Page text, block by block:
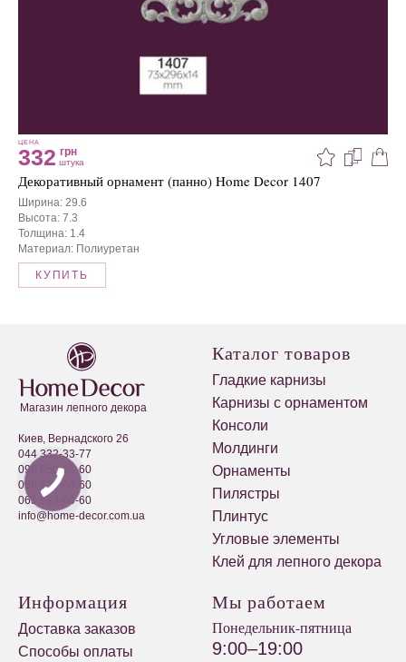
ЦЕНА
332 грн
штука
Декоративный орнамент (панно) Home Decor 1407
Ширина: 29.6
Высота: 7.3
Толщина: 1.4
Материал: Полиуретан
КУПИТЬ
Магазин лепного декора
Киев, Вернадского 26
044 332-33-77
096 050-60-60
066 623-60-60
063 523-60-60
info@home-decor.com.ua
Каталог товаров
Гладкие карнизы
Карнизы с орнаментом
Консоли
Молдинги
Орнаменты
Пилястры
Плинтус
Угловые элементы
Клей для лепного декора
Информация
Доставка заказов
Способы оплаты
Мы работаем
Понедельник-пятница
9:00–19:00